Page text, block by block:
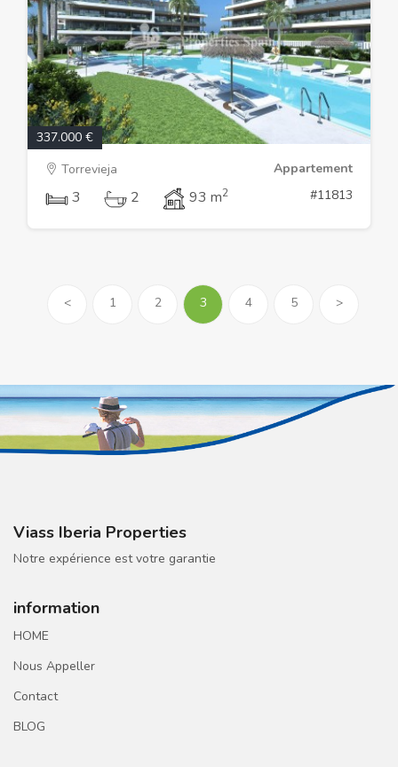
337.000 €
Torrevieja
Appartement
3 2 93 m2 #11813
< 1 2 3 4 5 >
Viass Iberia Properties
Notre expérience est votre garantie
information
HOME
Nous Appeller
Contact
BLOG